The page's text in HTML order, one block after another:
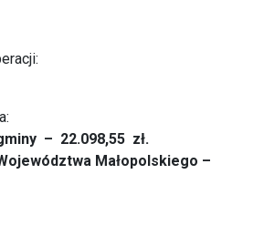
– 22.098,55 zł.
Małopolskiego –